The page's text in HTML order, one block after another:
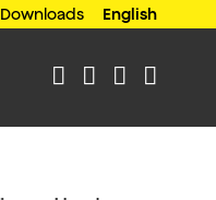
Downloads English
   